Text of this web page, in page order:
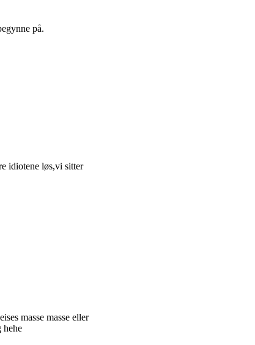
på.
idiotene løs,vi sitter
masse masse eller
hehe